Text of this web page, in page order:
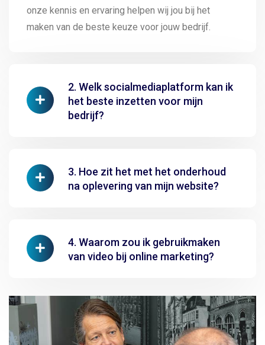
onze kennis en ervaring helpen wij jou bij het
maken van de beste keuze voor jouw bedrijf.
2. Welk socialmediaplatform kan ik
het beste inzetten voor mijn
bedrijf?
3. Hoe zit het met het onderhoud
na oplevering van mijn website?
4. Waarom zou ik gebruikmaken
van video bij online marketing?